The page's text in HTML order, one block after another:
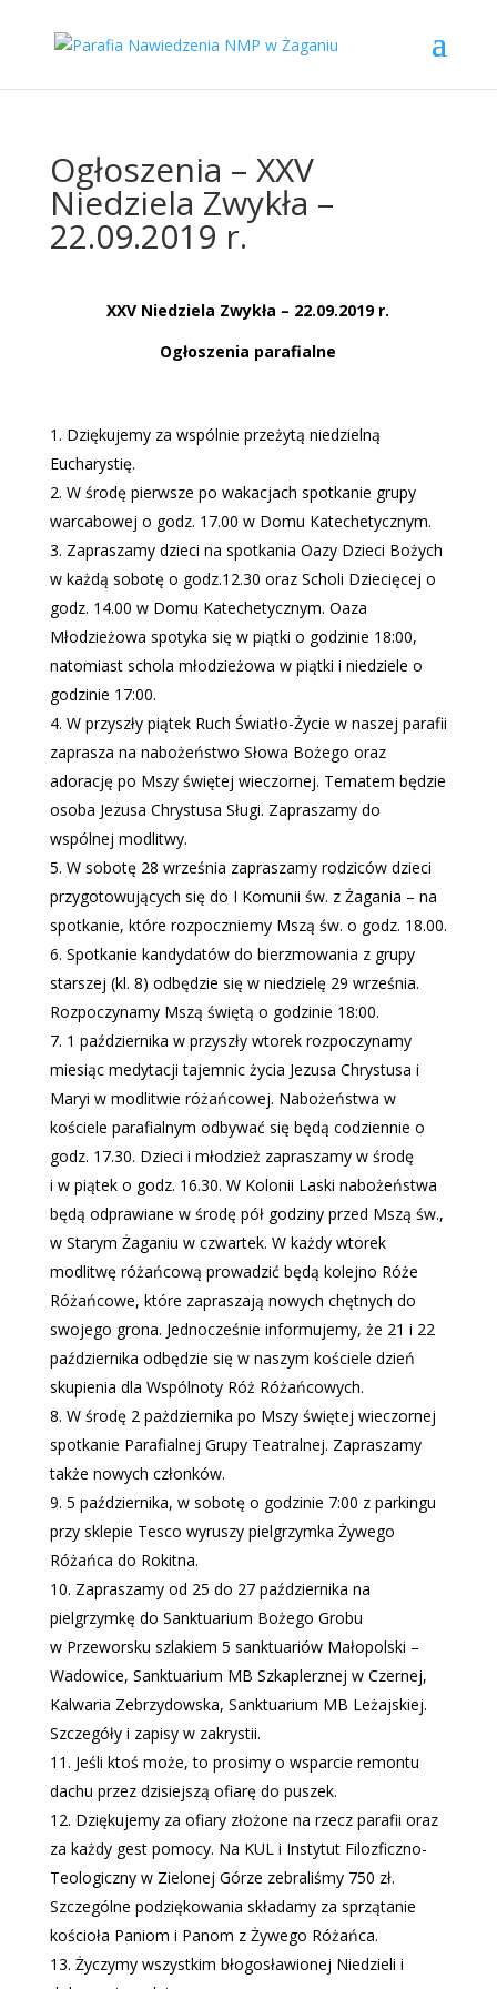
Ogłoszenia – XXV
Niedziela Zwykła –
22.09.2019 r.
XXV Niedziela Zwykła – 22.09.2019 r.
Ogłoszenia parafialne
Dziękujemy za wspólnie przeżytą niedzielną
Eucharystię.
W środę pierwsze po wakacjach spotkanie grupy
warcabowej o godz. 17.00 w Domu Katechetycznym.
Zapraszamy dzieci na spotkania Oazy Dzieci Bożych
w każdą sobotę o godz.12.30 oraz Scholi Dziecięcej o
godz. 14.00 w Domu Katechetycznym. Oaza
Młodzieżowa spotyka się w piątki o godzinie 18:00,
natomiast schola młodzieżowa w piątki i niedziele o
godzinie 17:00.
W przyszły piątek Ruch Światło-Życie w naszej parafii
zaprasza na nabożeństwo Słowa Bożego oraz
adorację po Mszy świętej wieczornej. Tematem będzie
osoba Jezusa Chrystusa Sługi. Zapraszamy do
wspólnej modlitwy.
W sobotę 28 września zapraszamy rodziców dzieci
przygotowujących się do I Komunii św. z Żagania – na
spotkanie, które rozpoczniemy Mszą św. o godz. 18.00.
Spotkanie kandydatów do bierzmowania z grupy
starszej (kl. 8) odbędzie się w niedzielę 29 września.
Rozpoczynamy Mszą świętą o godzinie 18:00.
1 października w przyszły wtorek rozpoczynamy
miesiąc medytacji tajemnic życia Jezusa Chrystusa i
Maryi w modlitwie różańcowej. Nabożeństwa w
kościele parafialnym odbywać się będą codziennie o
godz. 17.30. Dzieci i młodzież zapraszamy w środę
i w piątek o godz. 16.30. W Kolonii Laski nabożeństwa
będą odprawiane w środę pół godziny przed Mszą św.,
w Starym Żaganiu w czwartek. W każdy wtorek
modlitwę różańcową prowadzić będą kolejno Róże
Różańcowe, które zapraszają nowych chętnych do
swojego grona. Jednocześnie informujemy, że 21 i 22
października odbędzie się w naszym kościele dzień
skupienia dla Wspólnoty Róż Różańcowych.
W środę 2 pażdziernika po Mszy świętej wieczornej
spotkanie Parafialnej Grupy Teatralnej. Zapraszamy
także nowych członków.
5 października, w sobotę o godzinie 7:00 z parkingu
przy sklepie Tesco wyruszy pielgrzymka Żywego
Różańca do Rokitna.
Zapraszamy od 25 do 27 października na
pielgrzymkę do Sanktuarium Bożego Grobu
w Przeworsku szlakiem 5 sanktuariów Małopolski –
Wadowice, Sanktuarium MB Szkaplerznej w Czernej,
Kalwaria Zebrzydowska, Sanktuarium MB Leżajskiej.
Szczegóły i zapisy w zakrystii.
Jeśli ktoś może, to prosimy o wsparcie remontu
dachu przez dzisiejszą ofiarę do puszek.
Dziękujemy za ofiary złożone na rzecz parafii oraz
za każdy gest pomocy. Na KUL i Instytut Filozficzno-
Teologiczny w Zielonej Górze zebraliśmy 750 zł.
Szczególne podziękowania składamy za sprzątanie
kościoła Paniom i Panom z Żywego Różańca.
Życzymy wszystkim błogosławionej Niedzieli i